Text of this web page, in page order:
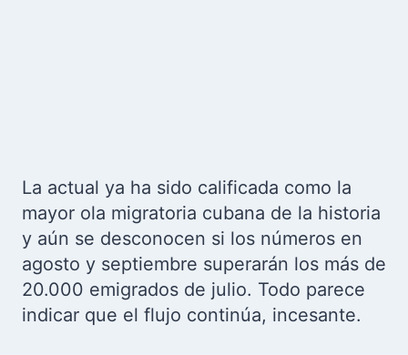
La actual ya ha sido calificada como la
mayor ola migratoria cubana de la historia
y aún se desconocen si los números en
agosto y septiembre superarán los más de
20.000 emigrados de julio. Todo parece
indicar que el flujo continúa, incesante.